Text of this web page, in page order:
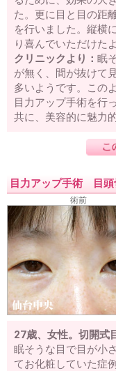
た。更に目と目の距
を行いました。縦横
り喜んでいただけた
クリニックより： 眠
が無く、間が抜けて
多いようです。この
目力アップ手術を行
共に、美容的に魅力
目力アップ手術 目頭
術前
27歳、女性。切開式
眠そうな目で目が小
てお化粧していた症